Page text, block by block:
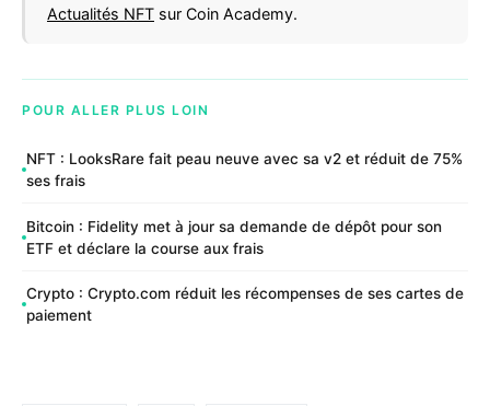
Actualités NFT sur Coin Academy.
POUR ALLER PLUS LOIN
NFT : LooksRare fait peau neuve avec sa v2 et réduit de 75%
ses frais
Bitcoin : Fidelity met à jour sa demande de dépôt pour son
ETF et déclare la course aux frais
Crypto : Crypto.com réduit les récompenses de ses cartes de
paiement